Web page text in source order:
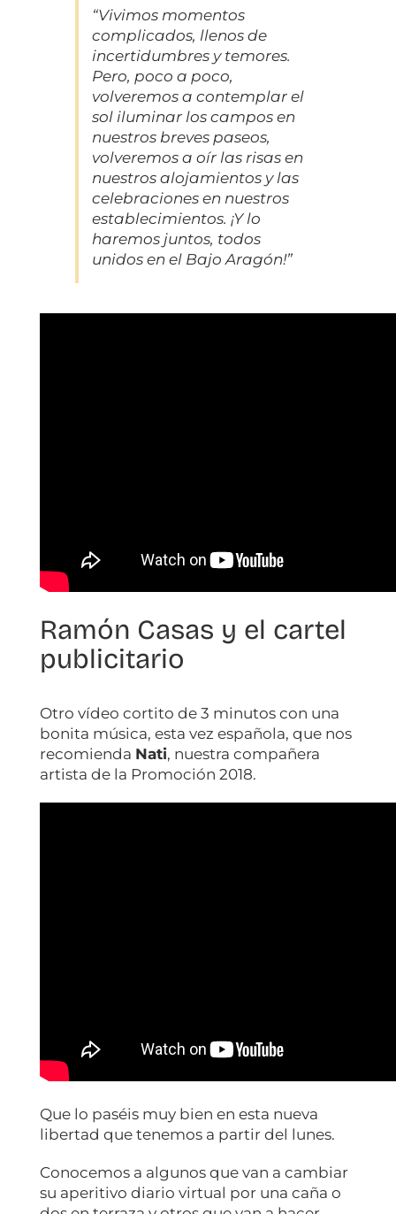
“Vivimos momentos
complicados, llenos de
incertidumbres y temores.
Pero, poco a poco,
volveremos a contemplar el
sol iluminar los campos en
nuestros breves paseos,
volveremos a oír las risas en
nuestros alojamientos y las
celebraciones en nuestros
establecimientos. ¡Y lo
haremos juntos, todos
unidos en el Bajo Aragón!”
Ramón Casas y el cartel
publicitario
Otro vídeo cortito de 3 minutos con una
bonita música, esta vez española, que nos
recomienda Nati, nuestra compañera
artista de la Promoción 2018.
Que lo paséis muy bien en esta nueva
libertad que tenemos a partir del lunes.
Conocemos a algunos que van a cambiar
su aperitivo diario virtual por una caña o